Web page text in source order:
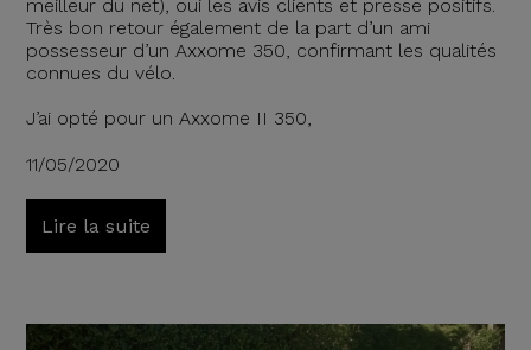
meilleur du net), oui les avis clients et presse positifs.
Très bon retour également de la part d’un ami
possesseur d’un Axxome 350, confirmant les qualités
connues du vélo.
J’ai opté pour un Axxome II 350,
11/05/2020
Lire la suite